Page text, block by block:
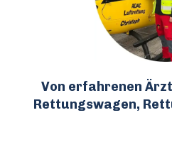
Von erfahrenen
Rettungswagen,